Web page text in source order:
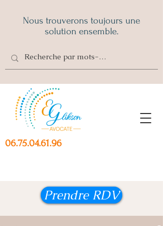
06.75.04.61.96
Nous trouverons toujours une
solution ensemble.
Prendre RDV